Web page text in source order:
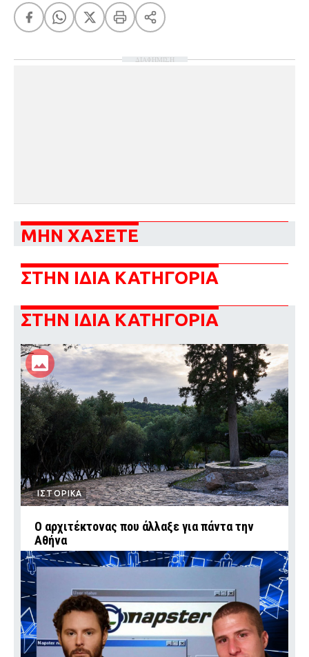
ΔΙΑΦΗΜΙΣΗ
ΜΗΝ ΧΑΣΕΤΕ
ΣΤΗΝ ΙΔΙΑ ΚΑΤΗΓΟΡΙΑ
ΣΤΗΝ ΙΔΙΑ ΚΑΤΗΓΟΡΙΑ
ΙΣΤΟΡΙΚΑ
Ο αρχιτέκτονας που άλλαξε για πάντα την
Αθήνα